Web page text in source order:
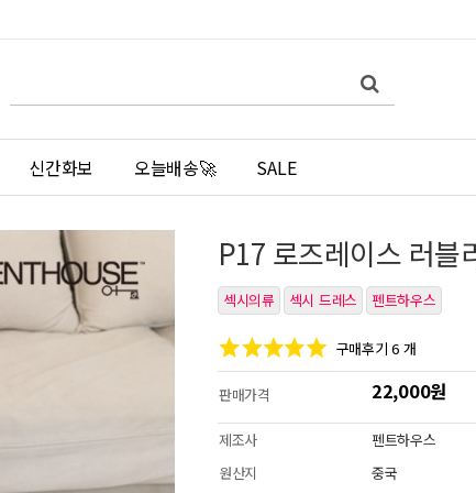
몰
어
색
신간화보 오늘배송🚀 SALE
P17 로즈레이스 러
섹시의류 섹시 드레스 펜트하우스
구매후기 6 개
판매가격 22,000원
제조사
펜트하우스
원산지
중국